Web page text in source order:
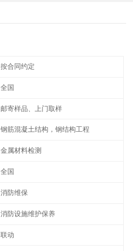
按合同约定
全国
邮寄样品、上门取样
钢筋混凝土结构，钢结构工程
金属材料检测
全国
消防维保
消防设施维护保养
联动